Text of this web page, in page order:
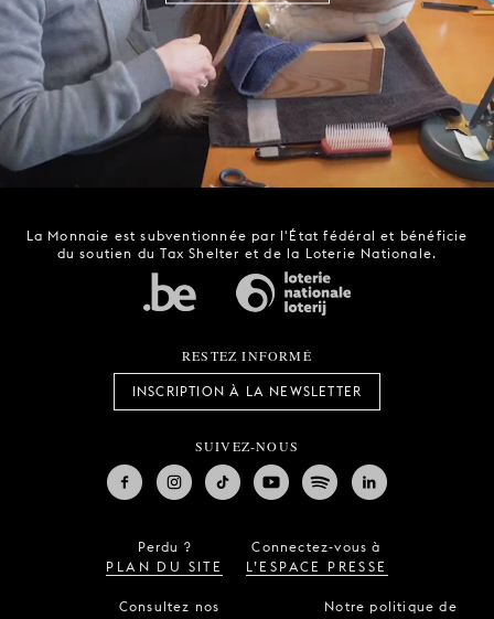
La Monnaie est subventionnée par l'État fédéral et bénéficie
du soutien du Tax Shelter et de la Loterie Nationale.
RESTEZ INFORMÉ
INSCRIPTION À LA NEWSLETTER
SUIVEZ-NOUS
Perdu ?
PLAN DU SITE
Connectez-vous à
L’ESPACE PRESSE
Consultez nos
Notre politique de